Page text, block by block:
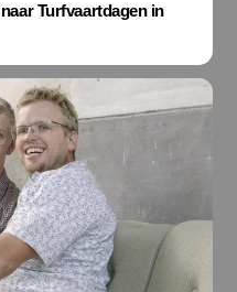
Turfvaartdagen in